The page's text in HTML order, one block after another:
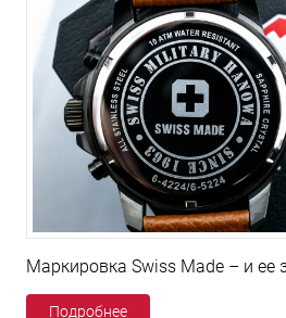
Маркировка Swiss Made – и ее
Подробнее